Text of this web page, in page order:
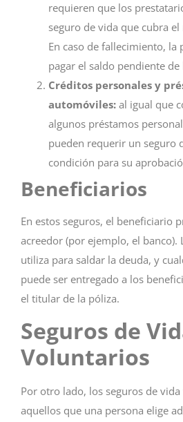
requieren que los
seguro de vida que cubra
En caso de fallecimiento, la
pagar el saldo pendiente de
Créditos personales y
automóviles: al igual que
algunos préstamos
pueden requerir un seguro
condición para su
Beneficiarios
En estos seguros, el beneficiario
acreedor (por ejemplo, el banco).
utiliza para saldar la deuda, y
puede ser entregado a los
el titular de la póliza.
Seguros de
Voluntarios
Por otro lado, los seguros de
aquellos que una persona elige